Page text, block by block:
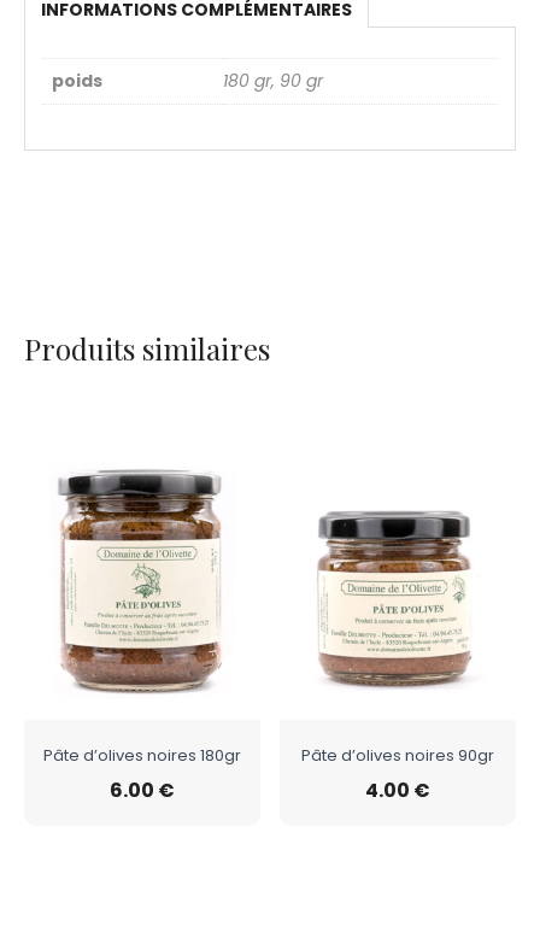
INFORMATIONS COMPLÉMENTAIRES
poids 180 gr, 90 gr
Produits similaires
Pâte d’olives noires 180gr
6.00 €
Pâte d’olives noires 90gr
4.00 €